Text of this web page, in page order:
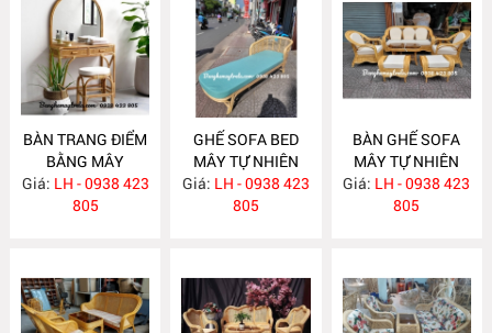
BÀN TRANG ĐIỂM
BẰNG MÂY
MA635
Giá: LH - 0938 423
805
GHẾ SOFA BED
MÂY TỰ NHIÊN
MA625
Giá: LH - 0938 423
805
BÀN GHẾ SOFA
MÂY TỰ NHIÊN
PHÒNG KHÁCH
MA624
Giá: LH - 0938 423
805